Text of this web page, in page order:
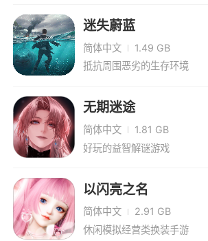
迷失蔚蓝
简体中文
1.49 GB
抵抗周围恶劣的生存环境
无期迷途
简体中文
1.81 GB
好玩的益智解谜游戏
以闪亮之名
简体中文
2.91 GB
休闲模拟经营类换装手游